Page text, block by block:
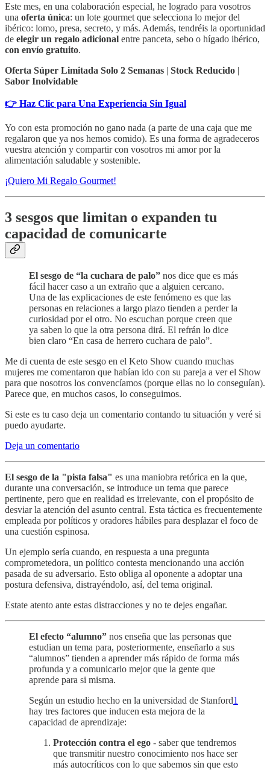
Este mes, en una colaboración especial, he logrado para vosotros
una oferta única: un lote gourmet que selecciona lo mejor del
ibérico: lomo, presa, secreto, y más. Además, tendréis la oportunidad
de elegir un regalo adicional entre panceta, sebo o hígado ibérico,
con envío gratuito.
Oferta Súper Limitada Solo 2 Semanas | Stock Reducido |
Sabor Inolvidable
👉 Haz Clic para Una Experiencia Sin Igual
Yo con esta promoción no gano nada (a parte de una caja que me
regalaron que ya nos hemos comido). Es una forma de agradeceros
vuestra atención y compartir con vosotros mi amor por la
alimentación saludable y sostenible.
¡Quiero Mi Regalo Gourmet!
3 sesgos que limitan o expanden tu
capacidad de comunicarte
El sesgo de “la cuchara de palo” nos dice que es más
fácil hacer caso a un extraño que a alguien cercano.
Una de las explicaciones de este fenómeno es que las
personas en relaciones a largo plazo tienden a perder la
curiosidad por el otro. No escuchan porque creen que
ya saben lo que la otra persona dirá. El refrán lo dice
bien claro “En casa de herrero cuchara de palo”.
Me di cuenta de este sesgo en el Keto Show cuando muchas
mujeres me comentaron que habían ido con su pareja a ver el Show
para que nosotros los convencíamos (porque ellas no lo conseguían).
Parece que, en muchos casos, lo conseguimos.
Si este es tu caso deja un comentario contando tu situación y veré si
puedo ayudarte.
Deja un comentario
El sesgo de la "pista falsa" es una maniobra retórica en la que,
durante una conversación, se introduce un tema que parece
pertinente, pero que en realidad es irrelevante, con el propósito de
desviar la atención del asunto central. Esta táctica es frecuentemente
empleada por políticos y oradores hábiles para desplazar el foco de
una cuestión espinosa.
Un ejemplo sería cuando, en respuesta a una pregunta
comprometedora, un político contesta mencionando una acción
pasada de su adversario. Esto obliga al oponente a adoptar una
postura defensiva, distrayéndolo, así, del tema original.
Estate atento ante estas distracciones y no te dejes engañar.
El efecto “alumno” nos enseña que las personas que
estudian un tema para, posteriormente, enseñarlo a sus
“alumnos” tienden a aprender más rápido de forma más
profunda y a comunicarlo mejor que la gente que
aprende para si misma.
Según un estudio hecho en la universidad de Stanford1
hay tres factores que inducen esta mejora de la
capacidad de aprendizaje:
Protección contra el ego - saber que tendremos
que transmitir nuestro conocimiento nos hace ser
más autocríticos con lo que sabemos sin que esto